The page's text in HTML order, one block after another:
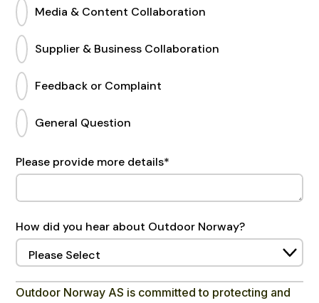
Media & Content Collaboration
Supplier & Business Collaboration
Feedback or Complaint
General Question
Please provide more details*
How did you hear about Outdoor Norway?
Outdoor Norway AS is committed to protecting and